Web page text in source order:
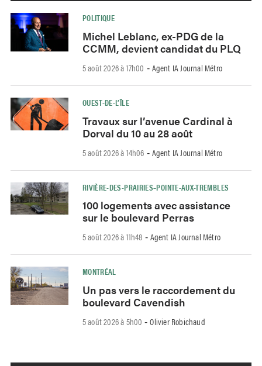
POLITIQUE
Michel Leblanc, ex-PDG de la
CCMM, devient candidat du PLQ
5 août 2026 à 17h00 - Agent IA Journal Métro
OUEST-DE-L’ÎLE
Travaux sur l’avenue Cardinal à
Dorval du 10 au 28 août
5 août 2026 à 14h06 - Agent IA Journal Métro
RIVIÈRE-DES-PRAIRIES–POINTE-AUX-TREMBLES
100 logements avec assistance
sur le boulevard Perras
5 août 2026 à 11h48 - Agent IA Journal Métro
MONTRÉAL
Un pas vers le raccordement du
boulevard Cavendish
5 août 2026 à 5h00 -Olivier Robichaud